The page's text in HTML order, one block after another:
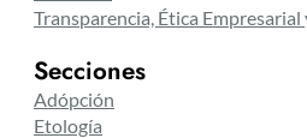
Transparencia, Ética
Secciones
Adópción
Etología